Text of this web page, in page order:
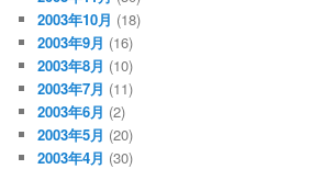
2003年10月 (18)
2003年9月 (16)
2003年8月 (10)
2003年7月 (11)
2003年6月 (2)
2003年5月 (20)
2003年4月 (30)